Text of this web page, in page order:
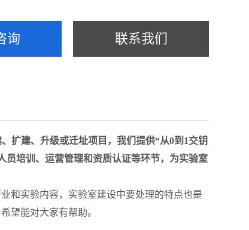
询 联系我们
扩建、升级或迁址项目，我们提供“从0到1交钥
培训、运营管理和资质认证等环节，为实验室
和实验内容，实验室建设中要处理的特点也是
望能对大家有帮助。